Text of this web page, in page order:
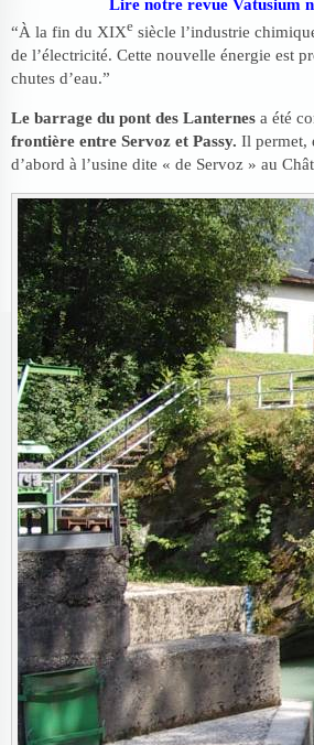
“À la fin du XIXesiècle l’industrie
de l’électricité. Cette nouvelle énergie est
chutes d’eau.”
Le barrage du pont des Lanternes a été
frontière entre Servoz et Passy. Il permet,
d’abord à l’usine dite « de Servoz » au